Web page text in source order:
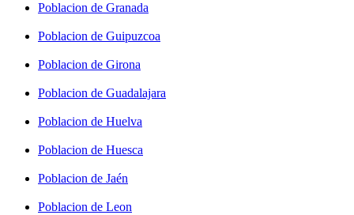
Poblacion de Granada
Poblacion de Guipuzcoa
Poblacion de Girona
Poblacion de Guadalajara
Poblacion de Huelva
Poblacion de Huesca
Poblacion de Jaén
Poblacion de Leon